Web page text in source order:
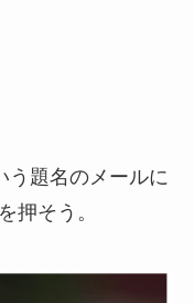
題名のメールに
押そう。